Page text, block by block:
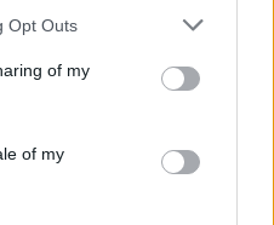
Opt Outs
of my
of my
ΤΟ ΜΕΛΛΟΝ
σπουδαστές και από το
γίνονται στην